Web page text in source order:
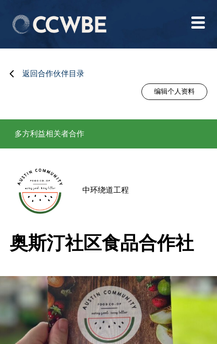
返回合作伙伴目录
编辑个人资料
多方利益相关者合作
中环绕道工程
奥斯汀社区食品合作社